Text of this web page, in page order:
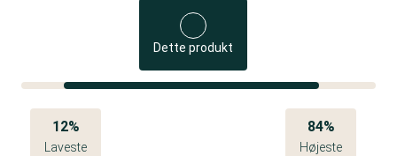
Dette produkt
12%
Laveste
84%
Højeste